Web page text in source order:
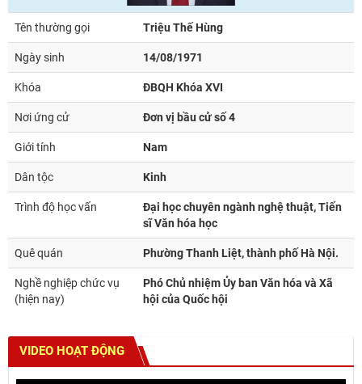
Tên thường gọi Triệu Thế Hùng
Ngày sinh 14/08/1971
Khóa ĐBQH Khóa XVI
Nơi ứng cử Đơn vị bầu cử số 4
Giới tính Nam
Dân tộc Kinh
Trình độ học vấn
Đại học chuyên ngành nghệ thuật, Tiến
sĩ Văn hóa học
Quê quán Phường Thanh Liệt, thành phố Hà Nội.
Nghề nghiệp chức vụ
(hiện nay)
Phó Chủ nhiệm Ủy ban Văn hóa và Xã
hội của Quốc hội
VIDEO HOẠT ĐỘNG